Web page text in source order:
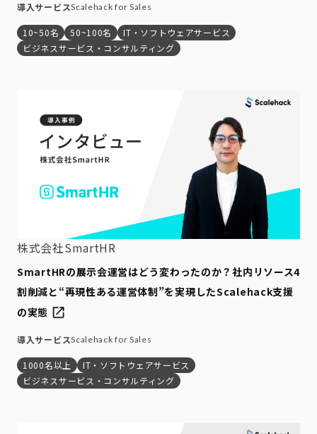
導入サービスScalehack for Sales
10~50名 50~100名
IT・ソフトウェアサービス
ビジネスサービス・コンサルティング
株式会社SmartHR
SmartHRの展示会運営はどう変わったのか？社内リソース4
割削減と“再現性ある運営体制”を実現したScalehack支援
の実態
導入サービスScalehack for Sales
1000名以上
IT・ソフトウェアサービス
ビジネスサービス・コンサルティング